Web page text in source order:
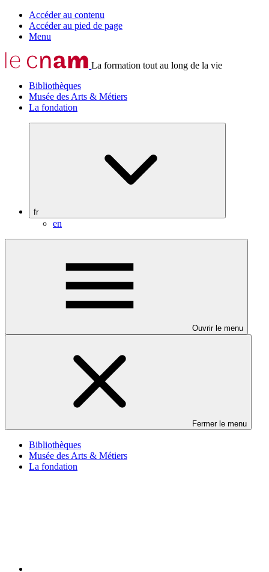
Accéder au contenu
Accéder au pied de page
Menu
La formation tout au long de la vie
Bibliothèques
Musée des Arts & Métiers
La fondation
fr
en
Ouvrir le menu
Fermer le menu
Bibliothèques
Musée des Arts & Métiers
La fondation